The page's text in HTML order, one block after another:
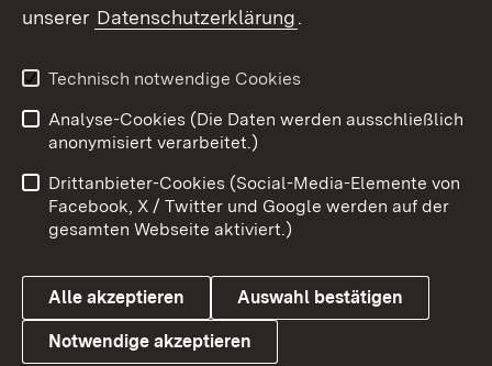
X / Twitter
Youtube
Link zum Landesportal
Benutzungshinweise
Barrierefreiheit
Datenschutz
Cookies
unserer Datenschutzerklärung.
Technisch notwendige Cookies
Analyse-Cookies (Die Daten werden ausschließlich
anonymisiert verarbeitet.)
Drittanbieter-Cookies (Social-Media-Elemente von
Facebook, X / Twitter und Google werden auf der
gesamten Webseite aktiviert.)
Alle akzeptieren Auswahl bestätigen
Notwendige akzeptieren